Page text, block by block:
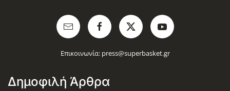
Επικοινωνία: press@superbasket.gr
Δημοφιλή Άρθρα